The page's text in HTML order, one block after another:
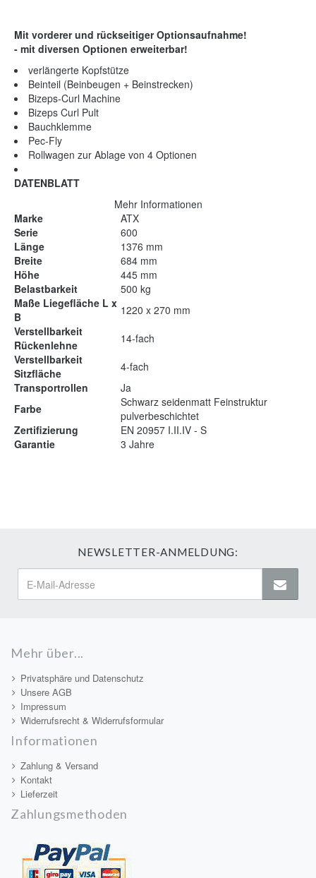
Mit vorderer und rückseitiger Optionsaufnahme!
- mit diversen Optionen erweiterbar!
verlängerte Kopfstütze
Beinteil (Beinbeugen + Beinstrecken)
Bizeps-Curl Machine
Bizeps Curl Pult
Bauchklemme
Pec-Fly
Rollwagen zur Ablage von 4 Optionen
DATENBLATT
Mehr Informationen
Marke
ATX
Serie
600
Länge
1376 mm
Breite
684 mm
Höhe
445 mm
Belastbarkeit
500 kg
Maße Liegefläche L x
B
1220 x 270 mm
Verstellbarkeit
Rückenlehne
14-fach
Verstellbarkeit
Sitzfläche
4-fach
Transportrollen
Ja
Farbe
Schwarz seidenmatt Feinstruktur
pulverbeschichtet
Zertifizierung
EN 20957 I.II.IV - S
Garantie
3 Jahre
NEWSLETTER-ANMELDUNG:
Mehr über...
Privatsphäre und Datenschutz
Unsere AGB
Impressum
Widerrufsrecht & Widerrufsformular
Informationen
Zahlung & Versand
Kontakt
Lieferzeit
Zahlungsmethoden